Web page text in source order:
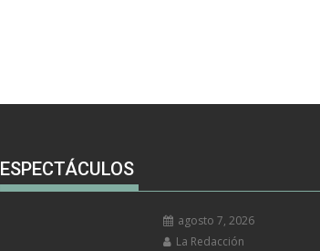
ESPECTÁCULOS
agosto 7, 2026
La Redacción